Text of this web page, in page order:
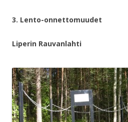
3. Lento-onnettomuudet
Liperin Rauvanlahti